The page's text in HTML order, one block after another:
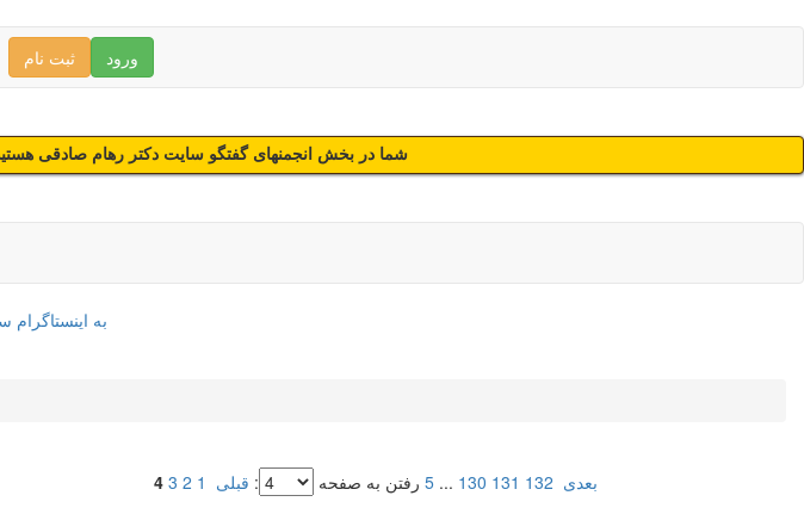
ثبت نام ورود
شما در بخش انجمنهای گفتگو سایت دکتر رهام صادقی
رفتن به صفحه : قبلی 1
2
3
4 5 ... 130 131 132 بعدی